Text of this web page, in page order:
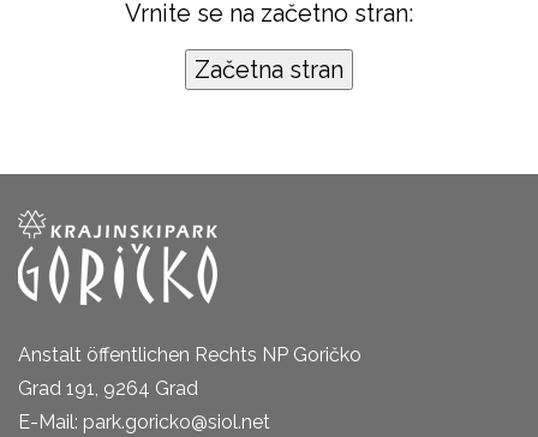
Vrnite se na začetno stran:
Anstalt öffentlichen Rechts NP Goričko
Grad 191, 9264 Grad
E-Mail: park.goricko@siol.net